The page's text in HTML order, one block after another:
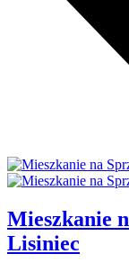
Mieszkanie
Lisiniec